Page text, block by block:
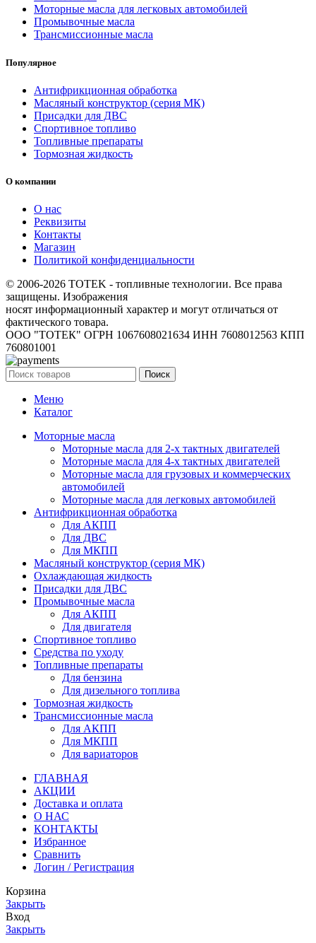
Моторные масла для легковых автомобилей
Промывочные масла
Трансмиссионные масла
Популярное
Антифрикционная обработка
Масляный конструктор (серия МК)
Присадки для ДВС
Спортивное топливо
Топливные препараты
Тормозная жидкость
О компании
О нас
Реквизиты
Контакты
Магазин
Политикой конфиденциальности
© 2006-2026 TOTEK - топливные технологии. Все права
защищены. Изображения
носят информационный характер и могут отличаться от
фактического товара.
ООО "ТОТЕК" ОГРН 1067608021634 ИНН 7608012563 КПП
760801001
Поиск
Меню
Каталог
Моторные масла
Моторные масла для 2-х тактных двигателей
Моторные масла для 4-х тактных двигателей
Моторные масла для грузовых и коммерческих
автомобилей
Моторные масла для легковых автомобилей
Антифрикционная обработка
Для АКПП
Для ДВС
Для МКПП
Масляный конструктор (серия МК)
Охлаждающая жидкость
Присадки для ДВС
Промывочные масла
Для АКПП
Для двигателя
Спортивное топливо
Средства по уходу
Топливные препараты
Для бензина
Для дизельного топлива
Тормозная жидкость
Трансмиссионные масла
Для АКПП
Для МКПП
Для вариаторов
ГЛАВНАЯ
АКЦИИ
Доставка и оплата
О НАС
КОНТАКТЫ
Избранное
Сравнить
Логин / Регистрация
Корзина
Закрыть
Вход
Закрыть